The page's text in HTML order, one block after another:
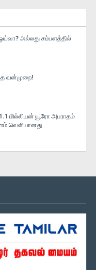
அல்லது சம்பளத்தில்
வன்முறை!
மில்லியன் யூரோ அபராதம்
வெளியானது